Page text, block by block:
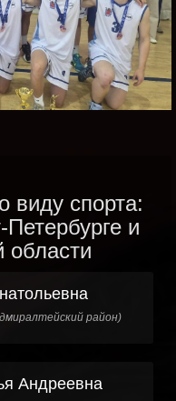
виду спорта:
и
области
район)
Андреевна